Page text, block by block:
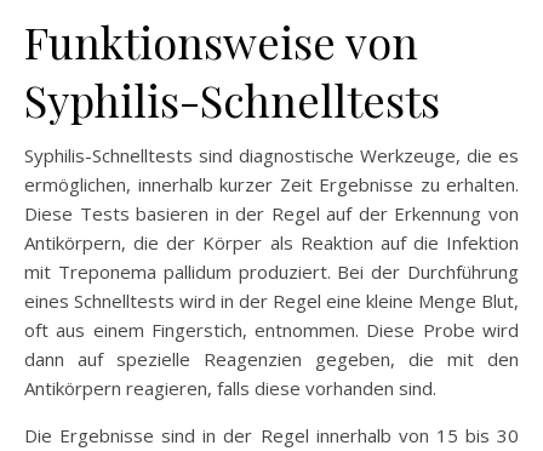
Funktionsweise von
Syphilis-Schnelltests
Syphilis-Schnelltests sind diagnostische Werkzeuge, die es
ermöglichen, innerhalb kurzer Zeit Ergebnisse zu erhalten.
Diese Tests basieren in der Regel auf der Erkennung von
Antikörpern, die der Körper als Reaktion auf die Infektion
mit Treponema pallidum produziert. Bei der Durchführung
eines Schnelltests wird in der Regel eine kleine Menge Blut,
oft aus einem Fingerstich, entnommen. Diese Probe wird
dann auf spezielle Reagenzien gegeben, die mit den
Antikörpern reagieren, falls diese vorhanden sind.
Die Ergebnisse sind in der Regel innerhalb von 15 bis 30